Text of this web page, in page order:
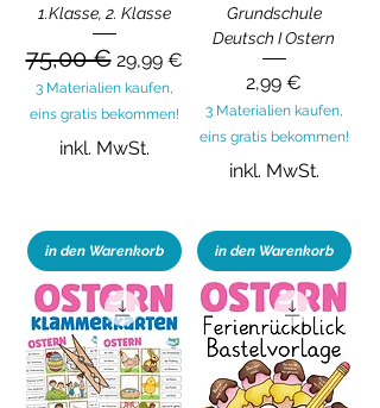
1.Klasse, 2. Klasse
Standardpreis
75,00 € Sale-Preis
29,99 €
3 Materialien kaufen,
eins gratis bekommen!
inkl. MwSt.
in den Warenkorb
Grundschule
Deutsch I Ostern
Preis
2,99 €
3 Materialien kaufen,
eins gratis bekommen!
inkl. MwSt.
in den Warenkorb